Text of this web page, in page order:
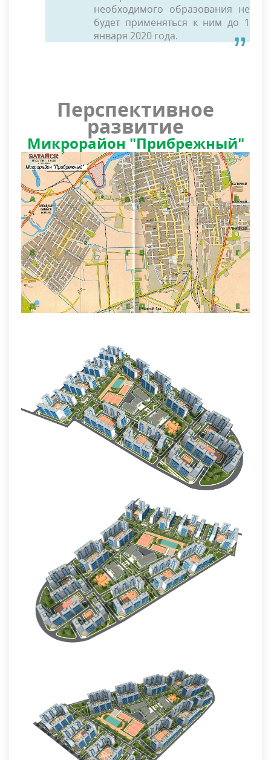
необходимого образования не
будет применяться к ним до 1
января 2020 года.
Перспективное
развитие
Микрорайон "Прибрежный"